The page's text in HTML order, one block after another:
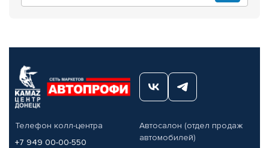
Телефон колл-центра
+7 949 00-00-550
Автосалон (отдел продаж
автомобилей)